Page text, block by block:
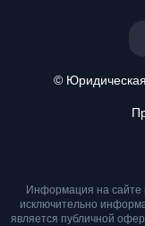
©
Информация на сайте
исключительно
является публичной
подтверждаете,
согласие на
программами.